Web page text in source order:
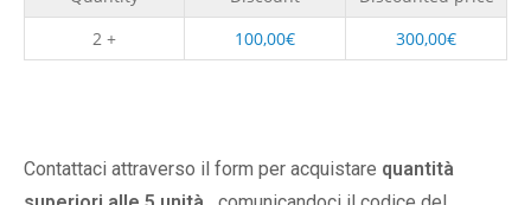
2 +
100,00€ 300,00€
Contattaci attraverso il form per acquistare quantità